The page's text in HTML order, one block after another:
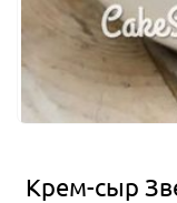
Крем-сыр